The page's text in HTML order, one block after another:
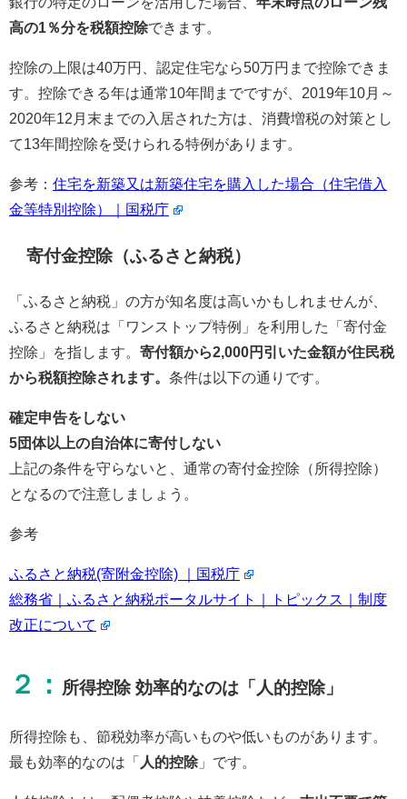
高の1％分を税額控除できます。
控除の上限は40万円、認定住宅なら50万円まで控除できま
す。控除できる年は通常10年間までですが、2019年10月～
2020年12月末までの入居された方は、消費増税の対策とし
て13年間控除を受けられる特例があります。
参考： 住宅を新築又は新築住宅を購入した場合（住宅借入
金等特別控除）｜国税庁
寄付金控除（ふるさと納税）
「ふるさと納税」の方が知名度は高いかもしれませんが、
ふるさと納税は「ワンストップ特例」を利用した「寄付金
控除」を指します。 寄付額から2,000円引いた金額が住民税
から税額控除されます。 条件は以下の通りです。
確定申告をしない
5団体以上の自治体に寄付しない
上記の条件を守らないと、通常の寄付金控除（所得控除）
となるので注意しましょう。
参考
ふるさと納税(寄附金控除) ｜国税庁
総務省｜ふるさと納税ポータルサイト｜トピックス｜制度
改正について
２： 所得控除 効率的なのは「人的控除」
所得控除も、節税効率が高いものや低いものがあります。
最も効率的なのは「
人的控除」です。